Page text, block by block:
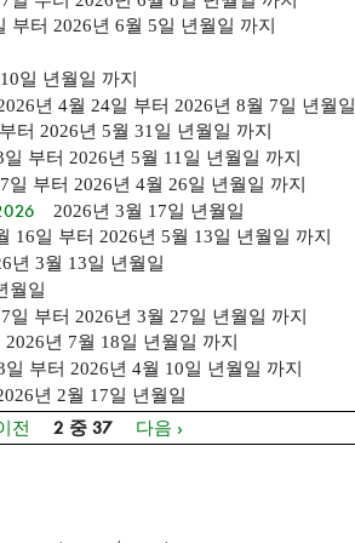
부터 2026년 6월 5일 년월일 까지
일 년월일 까지
년 4월 24일 부터 2026년 8월 7일 년월일
부터 2026년 5월 31일 년월일 까지
일 부터 2026년 5월 11일 년월일 까지
일 부터 2026년 4월 26일 년월일 까지
2026년 3월 17일 년월일
16일 부터 2026년 5월 13일 년월일 까지
년 3월 13일 년월일
월일
일 부터 2026년 3월 27일 년월일 까지
2026년 7월 18일 년월일 까지
일 부터 2026년 4월 10일 년월일 까지
년 2월 17일 년월일
전 2 중 37 다음 ›